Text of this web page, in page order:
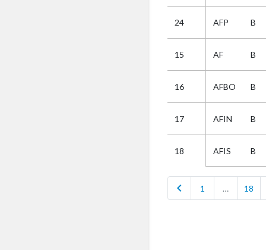
24 AFP B
15 AF B
16 AFBO B
17 AFIN B
18 AFIS B
chevron_left 1 … 18